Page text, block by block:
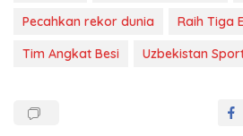
Pecahkan rekor dunia
Raih Tiga
Tim Angkat Besi
Uzbekistan